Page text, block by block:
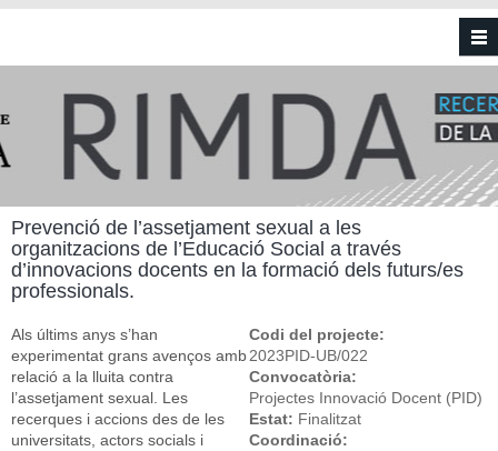
Vés al contingut
Prevenció de l’assetjament sexual a les
organitzacions de l’Educació Social a través
d’innovacions docents en la formació dels futurs/es
professionals.
Als últims anys s’han
experimentat grans avenços amb
relació a la lluita contra
l’assetjament sexual. Les
recerques i accions des de les
universitats, actors socials i
Codi del projecte:
2023PID-UB/022
Convocatòria:
Projectes Innovació Docent (PID)
Estat: Finalitzat
Coordinació: